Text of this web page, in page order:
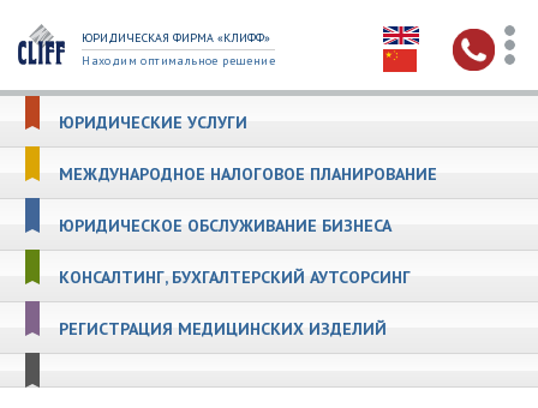
ЮРИДИЧЕСКАЯ ФИРМА «КЛИФФ»
Находим оптимальное решение
ЮРИДИЧЕСКИЕ УСЛУГИ
МЕЖДУНАРОДНОЕ НАЛОГОВОЕ ПЛАНИРОВАНИЕ
ЮРИДИЧЕСКОЕ ОБСЛУЖИВАНИЕ БИЗНЕСА
КОНСАЛТИНГ, БУХГАЛТЕРСКИЙ АУТСОРСИНГ
РЕГИСТРАЦИЯ МЕДИЦИНСКИХ ИЗДЕЛИЙ